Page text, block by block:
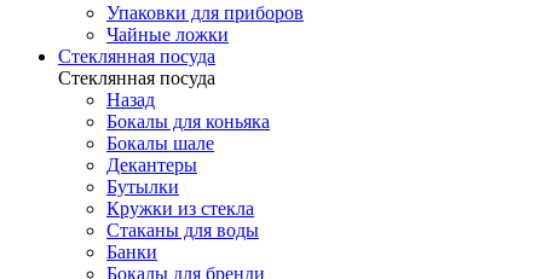
Упаковки для приборов
Чайные ложки
Стеклянная посуда
Стеклянная посуда
Назад
Бокалы для коньяка
Бокалы шале
Декантеры
Бутылки
Кружки из стекла
Стаканы для воды
Банки
Бокалы для бренди